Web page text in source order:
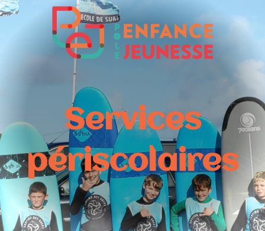
Services
périscolaires